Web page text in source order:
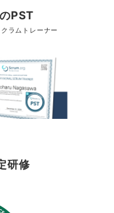
PST
ラムトレーナー
研修